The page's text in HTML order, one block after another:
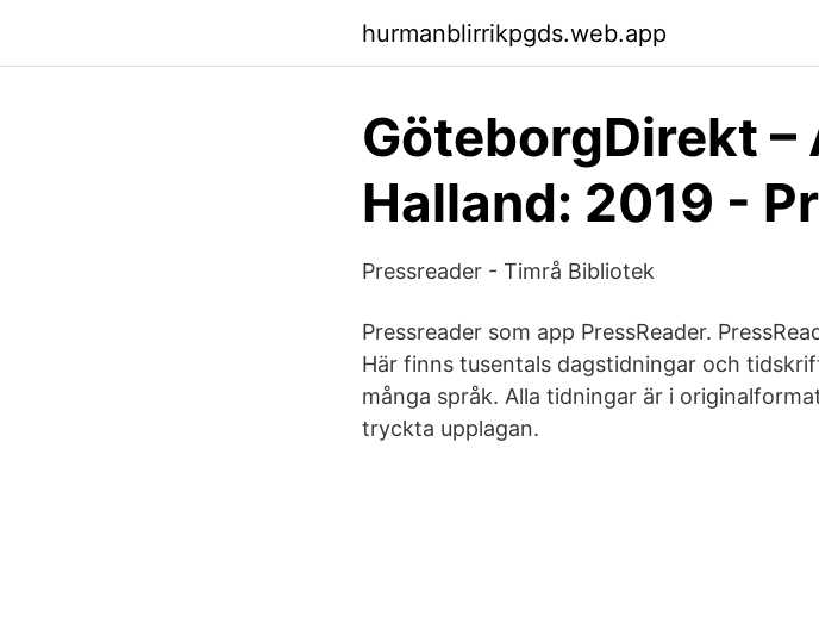
hurmanblirrikpgds.web.app
GöteborgDirekt –
Halland: 2019 -
Pressreader - Timrå Bibliotek
Pressreader som app PressReader.
Här finns tusentals dagstidningar och
många språk. Alla tidningar är i
tryckta upplagan.